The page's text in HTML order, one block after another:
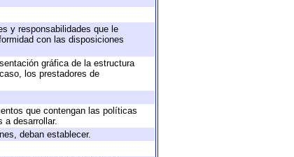
y responsabilidades que le
con las disposiciones
gráfica de la estructura
los prestadores de
que contengan las políticas
a desarrollar.
deban establecer.